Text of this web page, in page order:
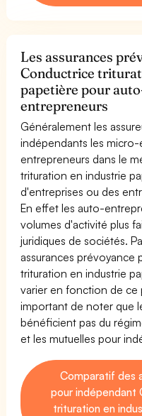
Les assurances
Conductrice
papetière pour
entrepreneurs
Généralement les
indépendants les
entrepreneurs dans le
trituration en industrie
d'entreprises ou des
En effet les auto-
volumes d'activité plus
juridiques de sociétés.
assurances
trituration en industrie
varier en fonction de ce
important de noter que
bénéficient pas du
et les mutuelles pour
Comparatif des
pour indépendant
trituration en